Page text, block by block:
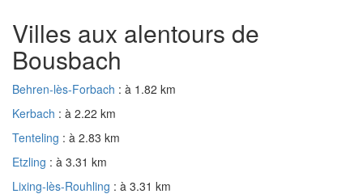
Villes aux alentours de
Bousbach
Behren-lès-Forbach : à 1.82 km
Kerbach : à 2.22 km
Tenteling : à 2.83 km
Etzling : à 3.31 km
Lixing-lès-Rouhling : à 3.31 km